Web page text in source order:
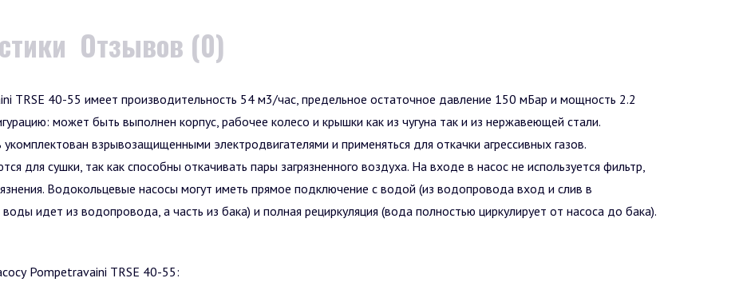
Отзывов (0)
TRSE 40-55 имеет производительность 54 м3/час, предельное остаточное давление 150 мБар и мощность 2.2
может быть выполнен корпус, рабочее колесо и крышки как из чугуна так и из нержавеющей стали.
взрывозащищенными электродвигателями и применяться для откачки агрессивных газов.
для сушки, так как способны откачивать пары загрязненного воздуха. На входе в насос не используется фильтр,
Водокольцевые насосы могут иметь прямое подключение с водой (из водопровода вход и слив в
идет из водопровода, а часть из бака) и полная рециркуляция (вода полностью циркулирует от насоса до бака).
Pompetravaini TRSE 40-55: